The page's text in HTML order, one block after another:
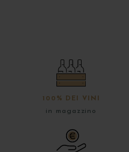
100% DEI VINI
in magazzino